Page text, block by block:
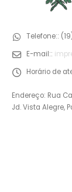
Telefone::
E-mail::
Horário de
Endereço: Rua
Jd. Vista Alegre,